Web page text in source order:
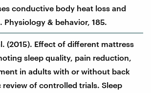
conductive body heat loss and
Physiology & behavior, 185.
(2015). Effect of different mattress
sleep quality, pain reduction,
in adults with or without back
review of controlled trials. Sleep